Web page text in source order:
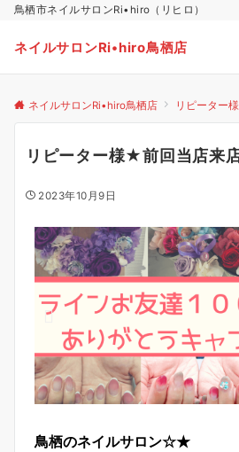
鳥栖市ネイルサロンRi•hiro（リヒロ）
ネイルサロンRi•hiro鳥栖店
ネイルサロンRi•hiro鳥栖店 リピーター
リピーター様★前回当店来
2023年10月9日
鳥栖のネイルサロン☆★